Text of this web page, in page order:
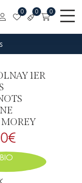
0 0 0
1ER
€
BIO